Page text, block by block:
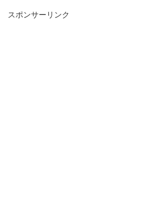
スポンサーリンク